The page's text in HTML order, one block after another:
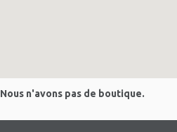
Nous n'avons pas de boutique.